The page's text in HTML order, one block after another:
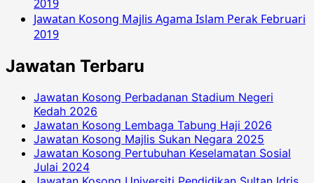
2019
Jawatan Kosong Majlis Agama Islam Perak Februari
2019
Jawatan Terbaru
Jawatan Kosong Perbadanan Stadium Negeri
Kedah 2026
Jawatan Kosong Lembaga Tabung Haji 2026
Jawatan Kosong Majlis Sukan Negara 2025
Jawatan Kosong Pertubuhan Keselamatan Sosial
Julai 2024